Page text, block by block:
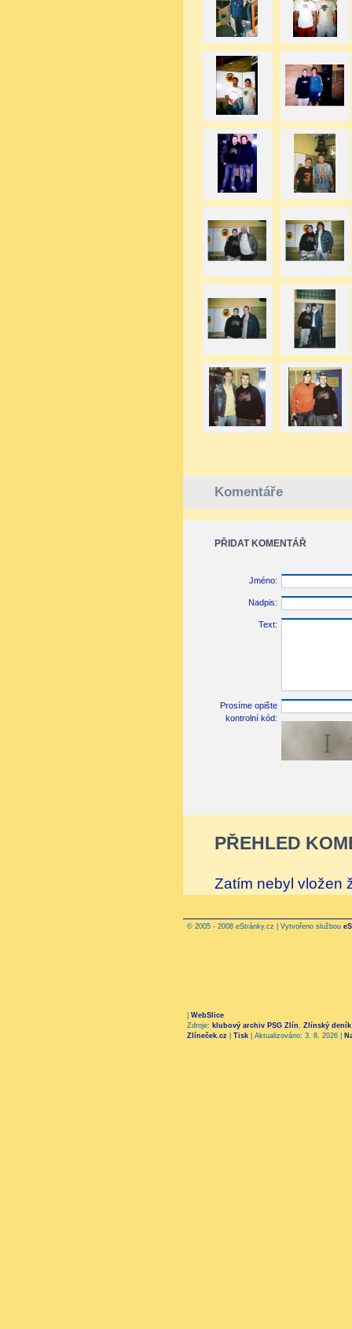
Komentáře
PŘIDAT KOMENTÁŘ
Jméno:
Nadpis:
Text:
Prosíme opište
kontrolní kód:
PŘEHLED
Zatím nebyl vložen
© 2005 - 2008 eStránky.cz | Vytvořeno službou
WebSlice
Zdroje: klubový archiv PSG Zlín, Zlínský deník
Zlíneček.cz
Tisk Aktualizováno: 3. 8. 2026